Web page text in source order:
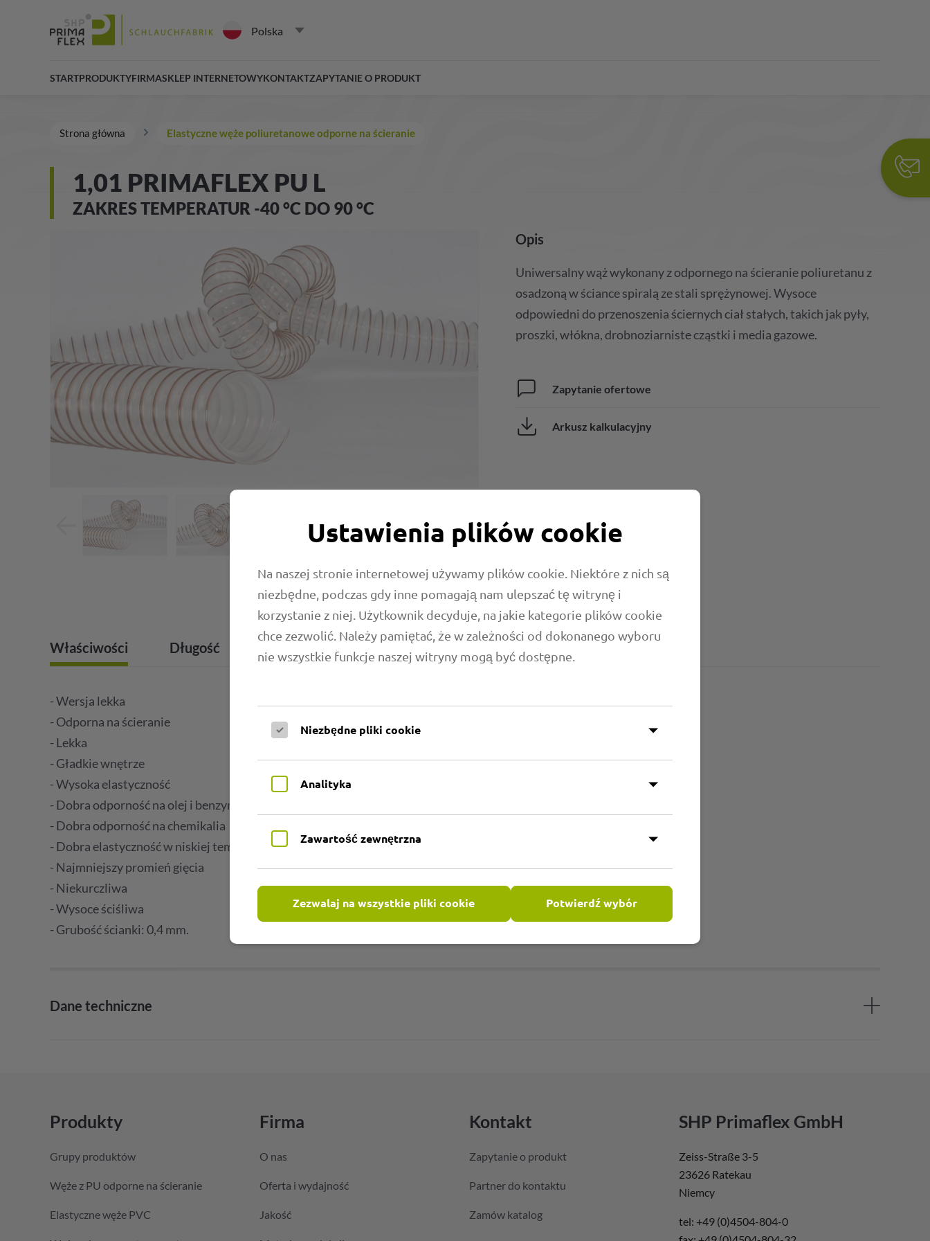
Polska
STARTPRODUKTYFIRMASKLEP INTERNETOWYKONTAKTZAPYTANIE O PRODUKT
Strona główna Elastyczne węże poliuretanowe odporne na ścieranie
1,01 PRIMAFLEX PU L
ZAKRES TEMPERATUR -40 °C DO 90 °C
Opis
Uniwersalny wąż wykonany z odpornego na ścieranie poliuretanu z
osadzoną w ściance spiralą ze stali sprężynowej. Wysoce
odpowiedni do przenoszenia ściernych ciał stałych, takich jak pyły,
proszki, włókna, drobnoziarniste cząstki i media gazowe.
Zapytanie ofertowe
Arkusz kalkulacyjny
Właściwości Długość Zakresy zastosowań Dodatkowe informacje
- Wersja lekka
- Odporna na ścieranie
- Lekka
- Gładkie wnętrze
- Wysoka elastyczność
- Dobra odporność na olej i benzynę
- Dobra odporność na chemikalia
- Dobra elastyczność w niskiej temperaturze
- Najmniejszy promień gięcia
- Niekurczliwa
- Wysoce ściśliwa
- Grubość ścianki: 0,4 mm.
Dane techniczne
Produkty
Grupy produktów
Węże z PU odporne na ścieranie
Elastyczne węże PVC
Firma
O nas
Oferta i wydajność
Jakość
Kontakt
Zapytanie o produkt
Partner do kontaktu
Zamów katalog
SHP Primaflex GmbH
Zeiss-Straße 3-5
23626 Ratekau
Niemcy
tel: +49 (0)4504-804-0
Ustawienia plików cookie
Na naszej stronie internetowej używamy plików cookie. Niektóre z nich są
niezbędne, podczas gdy inne pomagają nam ulepszać tę witrynę i
korzystanie z niej. Użytkownik decyduje, na jakie kategorie plików cookie
chce zezwolić. Należy pamiętać, że w zależności od dokonanego wyboru
nie wszystkie funkcje naszej witryny mogą być dostępne.
Niezbędne pliki cookie
Analityka
Zawartość zewnętrzna
Zezwalaj na wszystkie pliki cookie Potwierdź wybór